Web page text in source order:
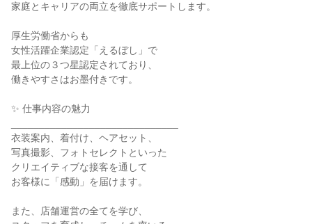
家庭とキャリアの両立を徹底サポートします。
厚生労働省からも
女性活躍企業認定「えるぼし」で
最上位の３つ星認定されており、
働きやすさはお墨付きです。
✨ 仕事内容の魅力
衣装案内、着付け、ヘアセット、
写真撮影、フォトセレクトといった
クリエイティブな接客を通して
お客様に「感動」を届けます。
また、店舗運営の全てを学び、